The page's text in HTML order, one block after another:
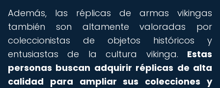
Además, las réplicas de armas vikingas
también son altamente valoradas por
coleccionistas de objetos históricos y
entusiastas de la cultura vikinga. Estas
personas buscan adquirir réplicas de alta
calidad para ampliar sus colecciones y